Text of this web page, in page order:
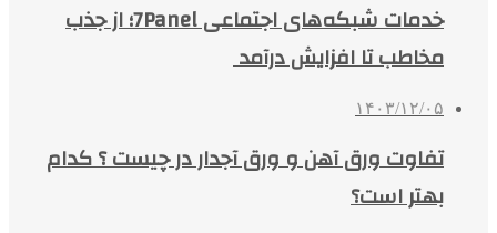
خدمات شبکه‌های اجتماعی 7Panel؛ از جذب
مخاطب تا افزایش درآمد
۱۴۰۳/۱۲/۰۵
تفاوت ورق آهن و ورق آجدار در چیست ؟ کدام
بهتر است؟